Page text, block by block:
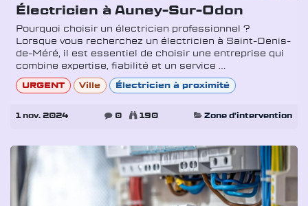
Électricien à Auney-Sur-Odon
Pourquoi choisir un électricien professionnel ?
Lorsque vous recherchez un électricien à Saint-Denis-
de-Méré, il est essentiel de choisir une entreprise qui
combine expertise, fiabilité et un service ...
URGENT Ville Électricien à proximité
1 nov. 2024 0 190 Zone d'intervention